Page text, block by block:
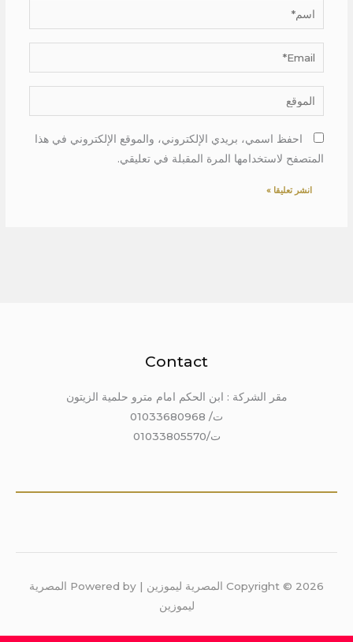
اسم*
Email*
الموقع
احفظ اسمي، بريدي الإلكتروني، والموقع الإلكتروني في هذا
المتصفح لاستخدامها المرة المقبلة في تعليقي.
Contact
مقر الشركة : ابن الحكم امام مترو حلمية الزيتون
ت/ 01033680968
ت/01033805570
Copyright © 2026 المصرية ليموزين | Powered by المصرية
ليموزين